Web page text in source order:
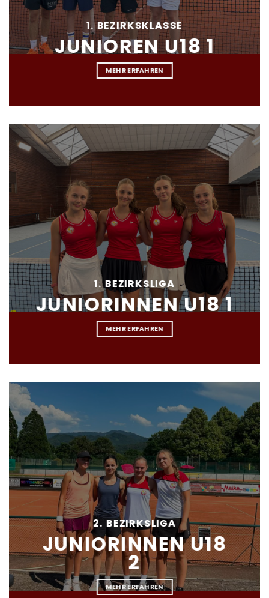
1. BEZIRKSKLASSE
JUNIOREN U18 1
MEHR ERFAHREN
1. BEZIRKSLIGA
JUNIORINNEN U18 1
MEHR ERFAHREN
2. BEZIRKSLIGA
JUNIORINNEN U18
2
MEHR ERFAHREN